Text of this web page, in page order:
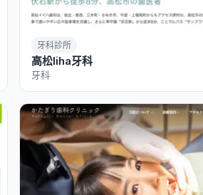
牙科診所
高松Iiha牙科
牙科